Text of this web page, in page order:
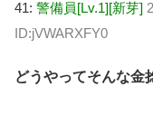
41: 警備員[Lv.1][新芽]
ID:jVWARXFY0
どうやってそんな金